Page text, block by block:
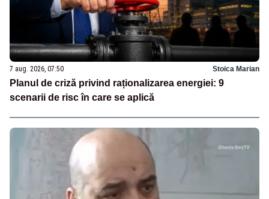
7 aug. 2026, 07:50 Stoica Marian
Planul de criză privind raționalizarea energiei: 9
scenarii de risc în care se aplică